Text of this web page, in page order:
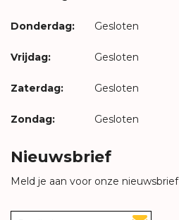
Donderdag: Gesloten
Vrijdag: Gesloten
Zaterdag: Gesloten
Zondag: Gesloten
Nieuwsbrief
Meld je aan voor onze nieuwsbrief